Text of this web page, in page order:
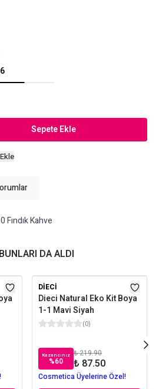
Sepete Ekle
Kahve
DA ALDI
DIECI
Dieci Natural Eko Kit Boya
1-1 Mavi Siyah
(0)
Kazancınız
%60
₺ 219.90
₺ 87.50
Cosmetica Üyelerine Özel!